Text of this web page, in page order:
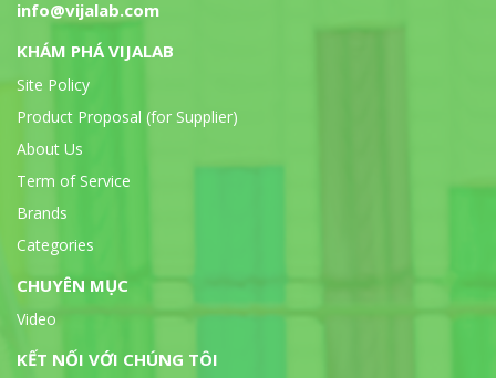
info@vijalab.com
KHÁM PHÁ VIJALAB
Site Policy
Product Proposal (for Supplier)
About Us
Term of Service
Brands
Categories
CHUYÊN MỤC
Video
KẾT NỐI VỚI CHÚNG TÔI